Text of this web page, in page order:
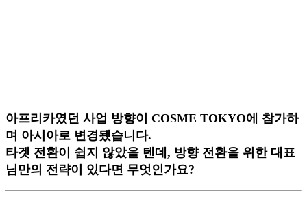
아프리카였던 사업 방향이 COSME TOKYO에 참가하
며 아시아로 변경됐습니다.
타겟 전환이 쉽지 않았을 텐데, 방향 전환을 위한 대표
님만의 전략이 있다면 무엇인가요?